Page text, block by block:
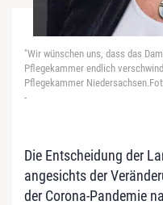
"Wir wünschen uns, dass das
Pflegekammer endlich
Pflegekammer
-
Die Entscheidung der
angesichts der
der Corona-Pandemie